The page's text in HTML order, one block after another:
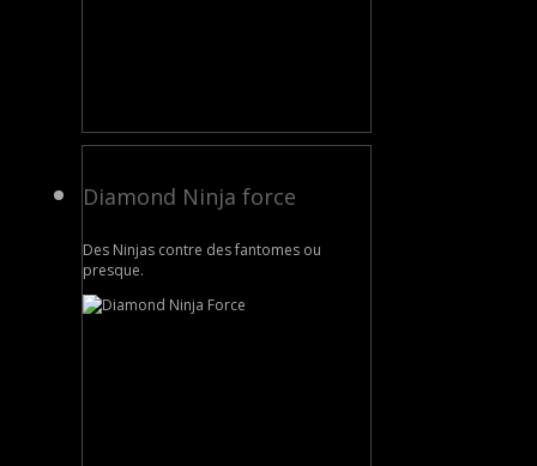
Diamond Ninja force
Des Ninjas contre des fantomes ou
presque.